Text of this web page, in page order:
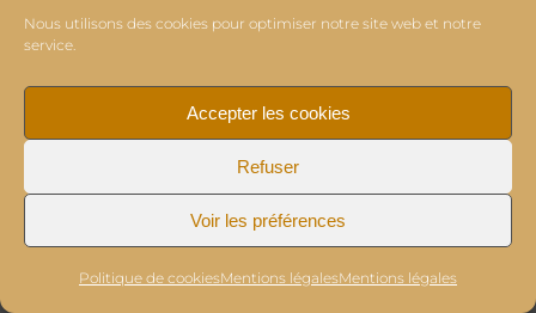
Nous utilisons des cookies pour optimiser notre site web et notre
service.
Accepter les cookies
Refuser
Voir les préférences
Politique de cookiesMentions légalesMentions légales